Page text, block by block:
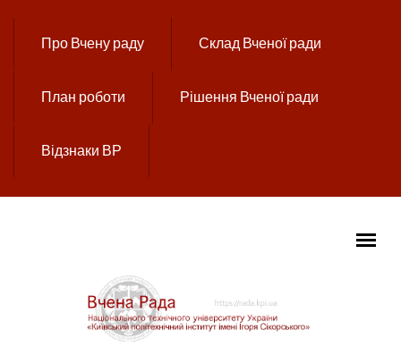
Про Вчену раду Склад Вченої ради
План роботи Рішення Вченої ради
Відзнаки ВР